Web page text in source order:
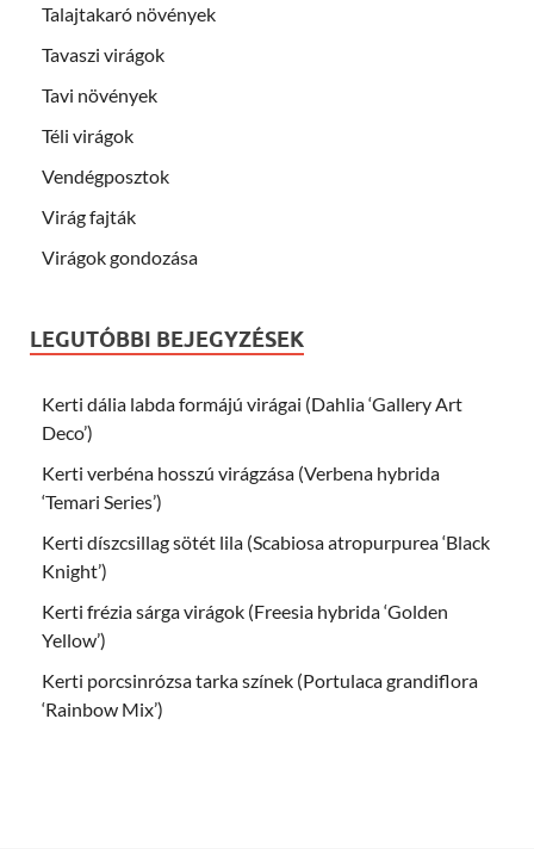
Talajtakaró növények
Tavaszi virágok
Tavi növények
Téli virágok
Vendégposztok
Virág fajták
Virágok gondozása
LEGUTÓBBI BEJEGYZÉSEK
Kerti dália labda formájú virágai (Dahlia ‘Gallery Art
Deco’)
Kerti verbéna hosszú virágzása (Verbena hybrida
‘Temari Series’)
Kerti díszcsillag sötét lila (Scabiosa atropurpurea ‘Black
Knight’)
Kerti frézia sárga virágok (Freesia hybrida ‘Golden
Yellow’)
Kerti porcsinrózsa tarka színek (Portulaca grandiflora
‘Rainbow Mix’)